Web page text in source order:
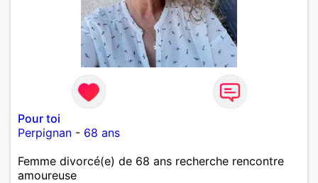
Pour toi
Perpignan - 68 ans
Femme divorcé(e) de 68 ans recherche rencontre
amoureuse